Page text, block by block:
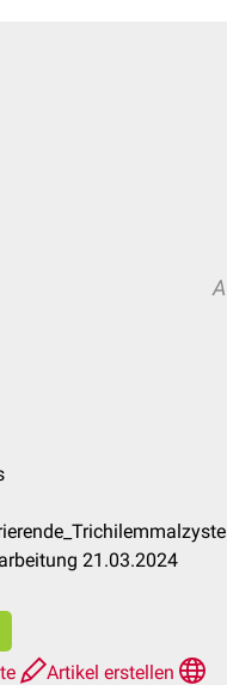
A
21.03.2024
Artikel erstellen